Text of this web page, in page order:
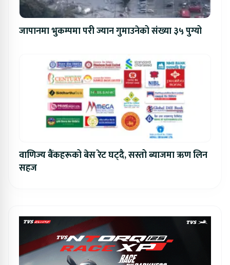
जापानमा भुकम्पमा परी ज्यान गुमाउनेको संख्या ३५ पुग्यो
वाणिज्य बैंकहरूको बेस रेट घट्दै, सस्तो ब्याजमा ऋण लिन
सहज